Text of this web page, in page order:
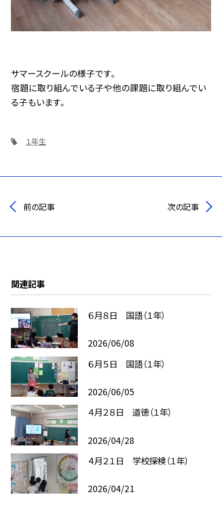
サマースクールの様子です。
宿題に取り組んでいる子や他の課題に取り組んでい
る子もいます。
１年生
前の記事 次の記事
関連記事
６月８日 国語（１年）
2026/06/08
６月５日 国語（１年）
2026/06/05
４月２８日 道徳（１年）
2026/04/28
４月２１日 学校探検（１年）
2026/04/21